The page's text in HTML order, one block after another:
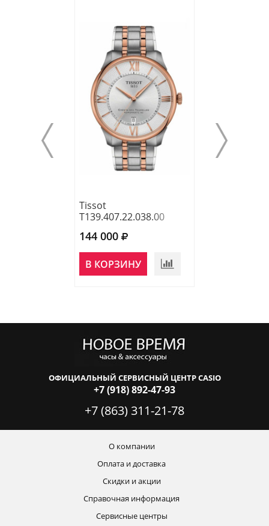
Tissot
T139.407.22.038.00
144 000
В КОРЗИНУ
ОФИЦИАЛЬНЫЙ СЕРВИСНЫЙ ЦЕНТР CASIO
+7 (918) 892-47-93
+7 (863) 311-21-78
О компании
Оплата и доставка
Скидки и акции
Справочная информация
Сервисные центры